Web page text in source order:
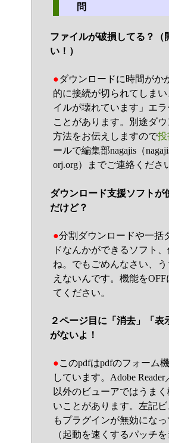
問
ファイルが破損してる？（
い！）
●ダウンロードに時間がか
的に接続が切られてしま
イルが壊れています」エラ
ことがあります。別途ダウ
方法をお伝えしますので投
ールで編集部nagajis（
orj.org）までご連絡くださ
ダウンロード支援ソフトが
だけど？
●分割ダウンロードや一括
ドなんかができるソフト
ね。でもごめんなさい、
えないんです。機能をOFF
てください。
２ページ目に「消去」「表
がないよ！
●このpdfはpdfのフォーム
しています。Adobe Reader
以外のビューアではうま
いことがあります。左記
もプラグインが無効になっ
（起動を速くするパッチ